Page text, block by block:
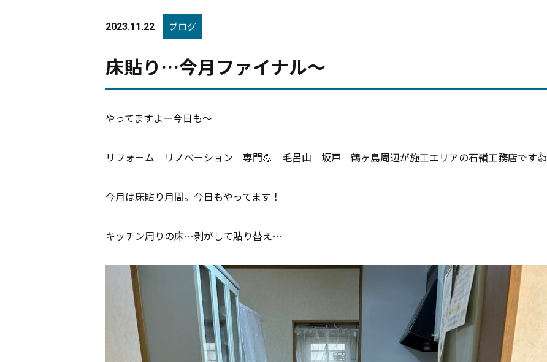
2023.11.22 ブログ
床貼り…今月ファイナル〜
やってますよー今日も〜
リフォーム リノベーション 専門💪 毛呂山 坂戸 鶴ヶ島周辺が施工エリアの石嶺工務店です👍
今月は床貼り月間。今日もやってます！
キッチン周りの床…剥がして貼り替え…